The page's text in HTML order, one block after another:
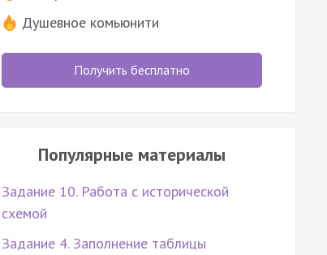
Душевное комьюнити
Получить бесплатно
Популярные материалы
Задание 10. Работа с исторической
схемой
Задание 4. Заполнение таблицы